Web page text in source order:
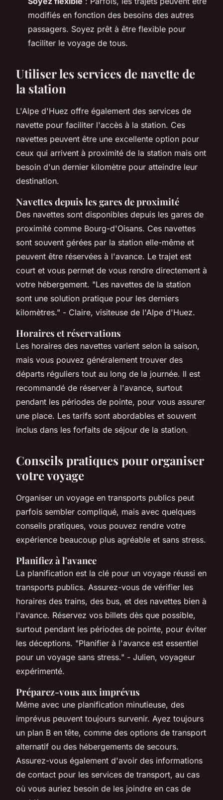
modifiés en fonction des besoins des autres
passagers. Soyez prêt à être flexible pour
faciliter le voyage de tous.
Utiliser les services de navette de
la station
L'Alpe d'Huez offre également des services de
navette pour faciliter l'accès à la station. Ces
navettes peuvent être une excellente option pour
ceux qui arrivent à proximité de la station mais ont
besoin d'un dernier kilomètre pour atteindre leur
destination.
Navettes depuis les gares de proximité
Des navettes sont disponibles depuis les gares de
proximité comme Bourg-d'Oisans. Ces navettes
sont souvent gérées par la station elle-même et
peuvent être réservées à l'avance. Le trajet est
court et vous permet de vous rendre directement à
votre hébergement. "Les navettes de la station
sont une solution pratique pour les derniers
kilomètres." - Claire, visiteuse de l'Alpe d'Huez.
Horaires et réservations
Les horaires des navettes varient selon la saison,
mais vous pouvez généralement trouver des
départs réguliers tout au long de la journée. Il est
recommandé de réserver à l'avance, surtout
pendant les périodes de pointe, pour vous assurer
une place. Les tarifs sont abordables et souvent
inclus dans les forfaits de séjour de la station.
Conseils pratiques pour organiser
votre voyage
Organiser un voyage en transports publics peut
parfois sembler compliqué, mais avec quelques
conseils pratiques, vous pouvez rendre votre
expérience beaucoup plus agréable et sans stress.
Planifiez à l'avance
La planification est la clé pour un voyage réussi en
transports publics. Assurez-vous de vérifier les
horaires des trains, des bus, et des navettes bien à
l'avance. Réservez vos billets dès que possible,
surtout pendant les périodes de pointe, pour éviter
les déceptions. "Planifier à l'avance est essentiel
pour un voyage sans stress." - Julien, voyageur
expérimenté.
Préparez-vous aux imprévus
Même avec une planification minutieuse, des
imprévus peuvent toujours survenir. Ayez toujours
un plan B en tête, comme des options de transport
alternatif ou des hébergements de secours.
Assurez-vous également d'avoir des informations
de contact pour les services de transport, au cas
où vous auriez besoin de les joindre en cas de